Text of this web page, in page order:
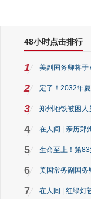
48小时点击排行
1 美副国务卿将
2 定了！2032年
3 郑州地铁被困人
4 在人间 | 亲历郑
5 生命至上！第
6 美国常务副国务
7 在人间 | 红绿灯